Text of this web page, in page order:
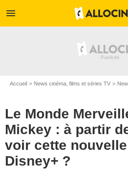
menu
Accueil News cinéma, films et séries TV
Le Monde
Mickey : à partir
voir cette
Disney+ ?